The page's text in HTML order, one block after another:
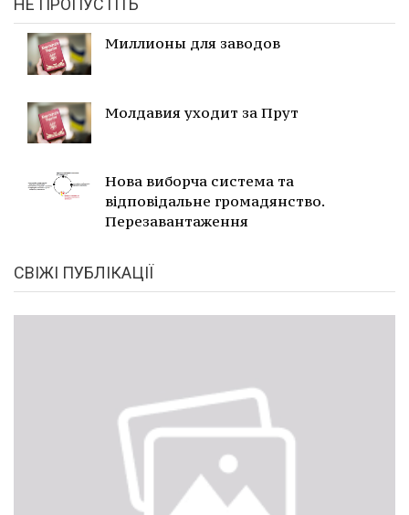
НЕ ПРОПУСТІТЬ
Миллионы для заводов
Молдавия уходит за Прут
Нова виборча система та
відповідальне громадянство.
Перезавантаження
СВІЖІ ПУБЛІКАЦІЇ